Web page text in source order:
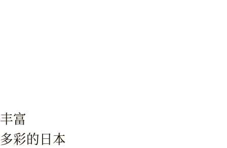
丰富多彩的日本美食
丰富
多彩的日本